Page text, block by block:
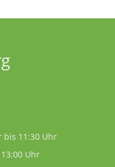
bis 11:30 Uhr
Uhr